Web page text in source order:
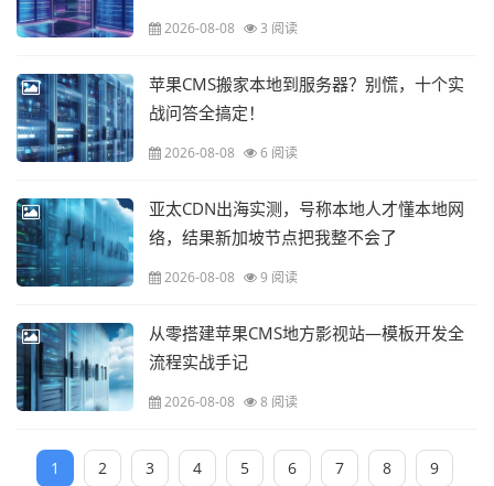
2026-08-08 3 阅读
苹果CMS搬家本地到服务器？别慌，十个实
战问答全搞定！
2026-08-08 6 阅读
亚太CDN出海实测，号称本地人才懂本地网
络，结果新加坡节点把我整不会了
2026-08-08 9 阅读
从零搭建苹果CMS地方影视站—模板开发全
流程实战手记
2026-08-08 8 阅读
1 2 3 4 5 6 7 8 9